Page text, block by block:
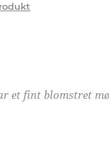
et fint blomstret